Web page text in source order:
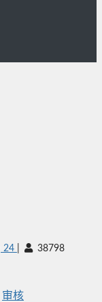
24 38798
审核